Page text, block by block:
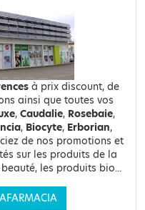
à prix discount, de
ainsi que toutes vos
, Caudalie, Rosebaie,
, Biocyte, Erborian,
de nos promotions et
sur les produits de la
les produits bio...